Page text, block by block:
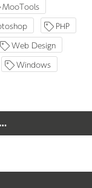
MooTools
PHP
Web Design
Windows